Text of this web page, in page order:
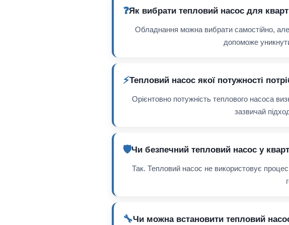
❓Як вибрати тепловий насос для
Обладнання можна вибрати самостійно,
допоможе
⚡Тепловий насос якої потужності
Орієнтовно потужність теплового насоса
зазвичай
🛡️Чи безпечний тепловий насос у
Так. Тепловий насос не використовує
🔧Чи можна встановити тепловий